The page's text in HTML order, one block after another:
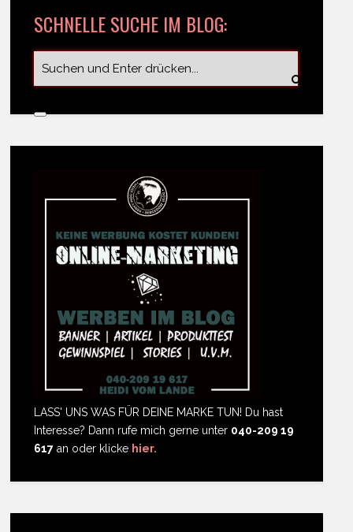
SCHNELLE SUCHE IM BLOG:
LASS' UNS WAS FÜR DEINE MARKE TUN! Du hast
Interesse? Dann rufe mich gerne unter 040-209 19
617 an oder klicke hier.